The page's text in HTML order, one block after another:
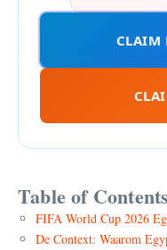
CLAIM
Table of Contents
FIFA World Cup 2026
De Context: Waarom